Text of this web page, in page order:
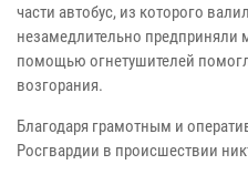
части автобус, из которого
незамедлительно предприняли
помощью огнетушителей
возгорания.
Благодаря грамотным и
Росгвардии в происшествии